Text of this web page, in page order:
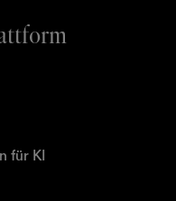
für KI